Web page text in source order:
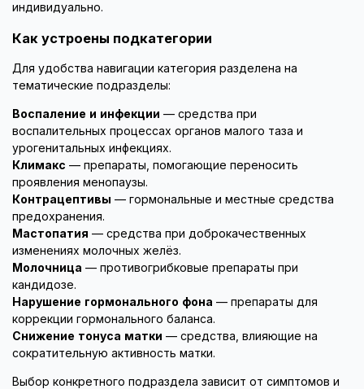
индивидуально.
Как устроены подкатегории
Для удобства навигации категория разделена на
тематические подразделы:
Воспаление и инфекции — средства при
воспалительных процессах органов малого таза и
урогенитальных инфекциях.
Климакс — препараты, помогающие переносить
проявления менопаузы.
Контрацептивы — гормональные и местные средства
предохранения.
Мастопатия — средства при доброкачественных
изменениях молочных желёз.
Молочница — противогрибковые препараты при
кандидозе.
Нарушение гормонального фона — препараты для
коррекции гормонального баланса.
Снижение тонуса матки — средства, влияющие на
сократительную активность матки.
Выбор конкретного подраздела зависит от симптомов и